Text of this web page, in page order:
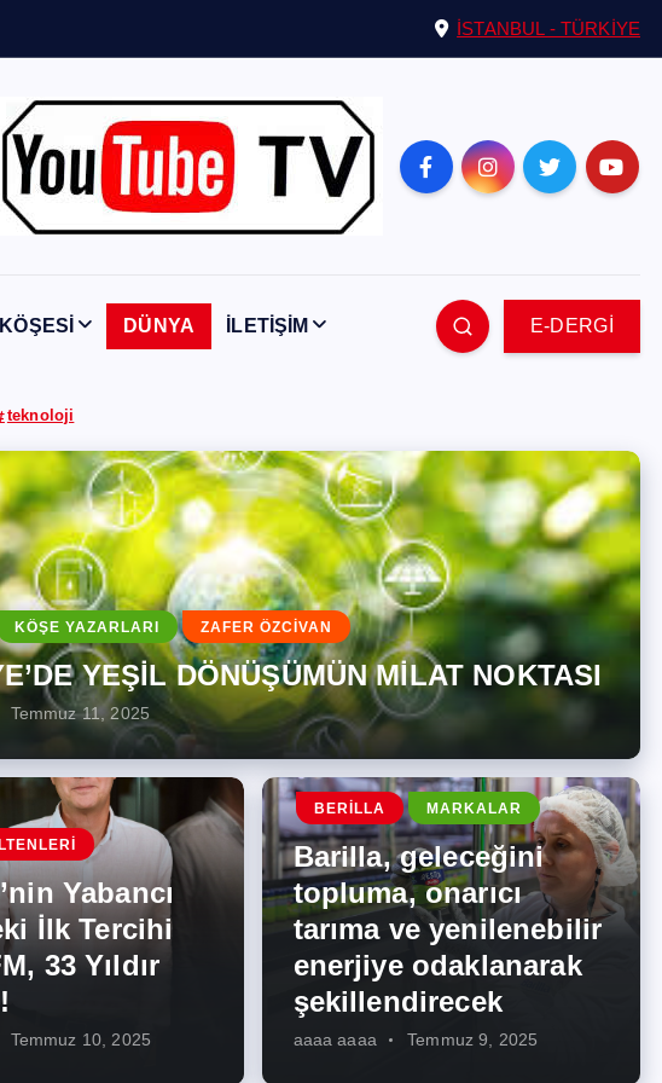
İSTANBUL - TÜRKİYE
DÜNYA İLETİŞİM E-DERGİ
teknoloji
KÖŞE YAZARLARI ZAFER ÖZCİVAN
YEŞİL DÖNÜŞÜMÜN MİLAT NOKTASI
Temmuz 11, 2025
Yabancı
İlk Tercihi
33 Yıldır
Temmuz 10, 2025
BERILLA MARKALAR
Barilla, geleceğini
topluma, onarıcı
tarıma ve yenilenebilir
enerjiye odaklanarak
şekillendirecek
aaaa aaaa Temmuz 9, 2025